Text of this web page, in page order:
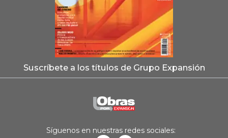
Suscríbete a los títulos de Grupo Expansión
Síguenos en nuestras redes sociales: